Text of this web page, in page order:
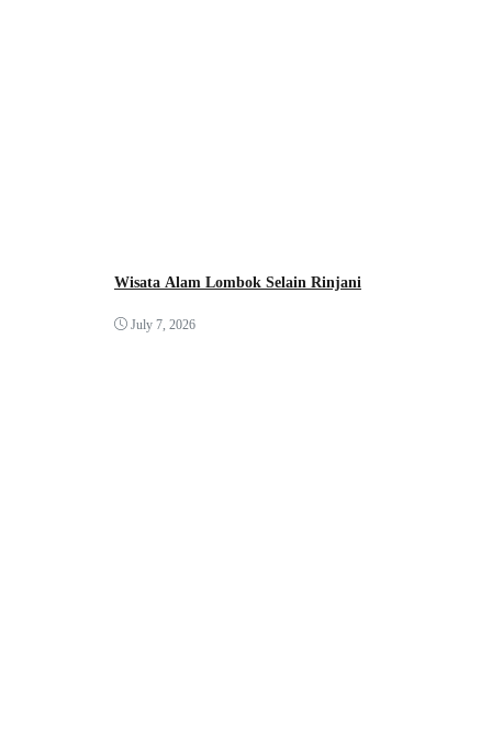
Wisata Alam Lombok Selain Rinjani
July 7, 2026